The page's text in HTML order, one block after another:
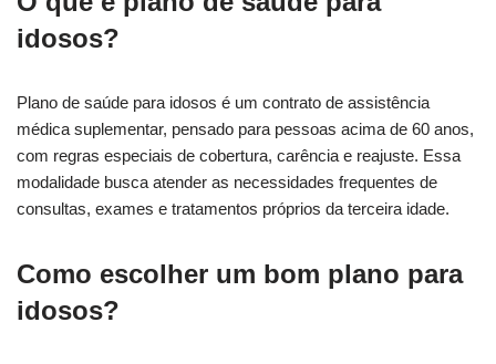
idosos?
Plano de saúde para idosos é um contrato de assistência
médica suplementar, pensado para pessoas acima de 60 anos,
com regras especiais de cobertura, carência e reajuste. Essa
modalidade busca atender as necessidades frequentes de
consultas, exames e tratamentos próprios da terceira idade.
Como escolher um bom plano para
idosos?